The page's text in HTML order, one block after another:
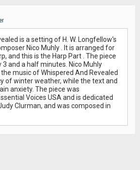
is a setting of H. W. Longfellow's
Nico Muhly . It is arranged for
and this is the Harp Part . The piece
3 and a half minutes. Nico Muhly
music of Whispered And Revealed
of winter weather, while the text and
anxiety. The piece was
Voices USA and is dedicated
Clurman, and was composed in